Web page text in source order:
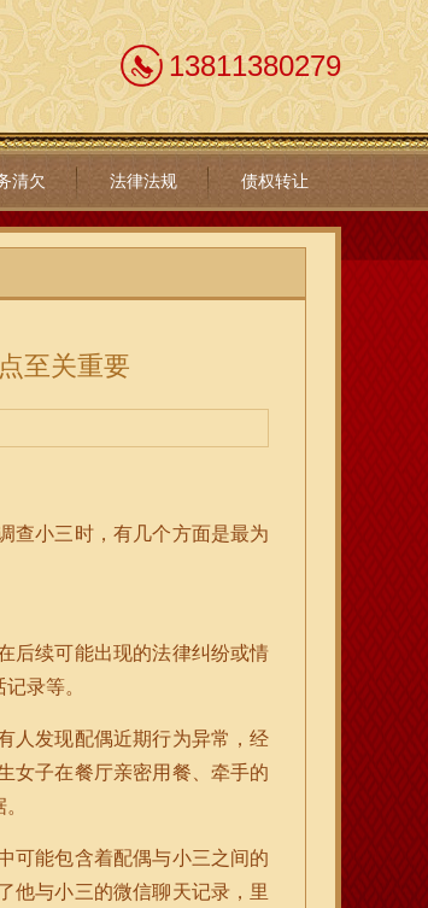
13811380279
清欠 法律法规 债权转让
至关重要
查小三时，有几个方面是最为
后续可能出现的法律纠纷或情
录等。
人发现配偶近期行为异常，经
女子在餐厅亲密用餐、牵手的
可能包含着配偶与小三之间的
他与小三的微信聊天记录，里